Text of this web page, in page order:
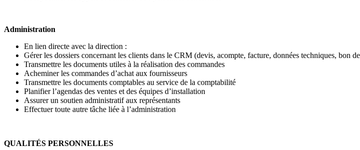
Administration
En lien directe avec la direction :
Gérer les dossiers concernant les clients dans le CRM (devis, acompte, facture, données techniques, bon
Transmettre les documents utiles à la réalisation des commandes
Acheminer les commandes d’achat aux fournisseurs
Transmettre les documents comptables au service de la comptabilité
Planifier l’agendas des ventes et des équipes d’installation
Assurer un soutien administratif aux représentants
Effectuer toute autre tâche liée à l’administration
QUALITÉS PERSONNELLES